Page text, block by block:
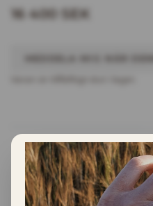
16 400 SEK
Uranus 2mm bred
rödguld, strl 52.
glansig, lite mindre
bredare ringen.